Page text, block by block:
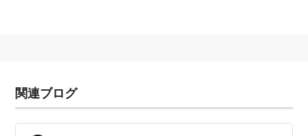
関連ブログ